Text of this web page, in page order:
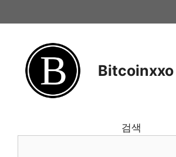
to
Bitcoinxxo
검색